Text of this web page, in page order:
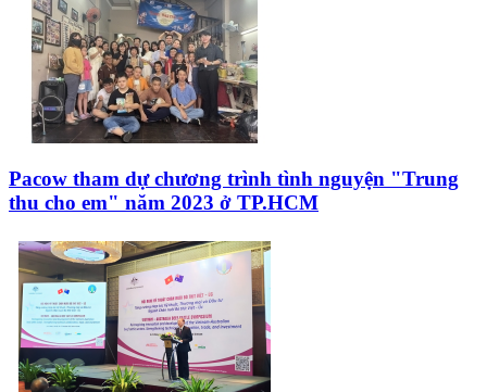
Pacow tham dự chương trình tình nguyện "Trung
thu cho em" năm 2023 ở TP.HCM